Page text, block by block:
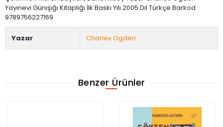
Yayınevi Günışığı Kitaplığı İlk Baskı Yılı 2005 Dil Türkçe Barkod
9789756227169
Yazar Charles Ogden
Benzer Ürünler